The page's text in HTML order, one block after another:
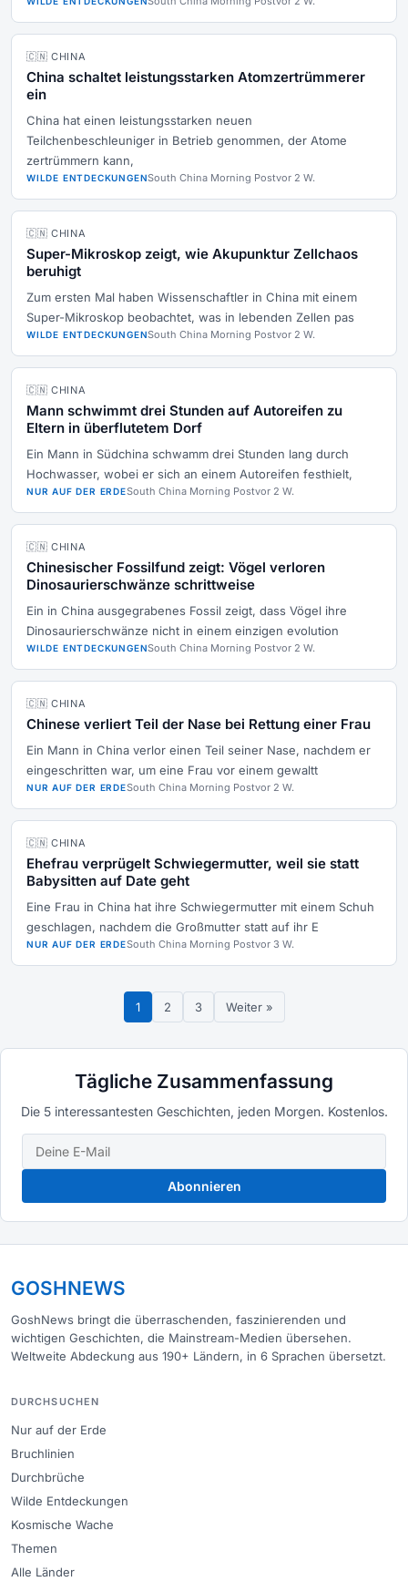
🇨🇳 CHINA
China schaltet leistungsstarken Atomzertrümmerer
ein
China hat einen leistungsstarken neuen
Teilchenbeschleuniger in Betrieb genommen, der Atome
zertrümmern kann,
WILDE ENTDECKUNGENSouth China Morning Postvor 2 W.
🇨🇳 CHINA
Super-Mikroskop zeigt, wie Akupunktur Zellchaos
beruhigt
Zum ersten Mal haben Wissenschaftler in China mit einem
Super-Mikroskop beobachtet, was in lebenden Zellen pas
WILDE ENTDECKUNGENSouth China Morning Postvor 2 W.
🇨🇳 CHINA
Mann schwimmt drei Stunden auf Autoreifen zu
Eltern in überflutetem Dorf
Ein Mann in Südchina schwamm drei Stunden lang durch
Hochwasser, wobei er sich an einem Autoreifen festhielt,
NUR AUF DER ERDESouth China Morning Postvor 2 W.
🇨🇳 CHINA
Chinesischer Fossilfund zeigt: Vögel verloren
Dinosaurierschwänze schrittweise
Ein in China ausgegrabenes Fossil zeigt, dass Vögel ihre
Dinosaurierschwänze nicht in einem einzigen evolution
WILDE ENTDECKUNGENSouth China Morning Postvor 2 W.
🇨🇳 CHINA
Chinese verliert Teil der Nase bei Rettung einer Frau
Ein Mann in China verlor einen Teil seiner Nase, nachdem er
eingeschritten war, um eine Frau vor einem gewaltt
NUR AUF DER ERDESouth China Morning Postvor 2 W.
🇨🇳 CHINA
Ehefrau verprügelt Schwiegermutter, weil sie statt
Babysitten auf Date geht
Eine Frau in China hat ihre Schwiegermutter mit einem Schuh
geschlagen, nachdem die Großmutter statt auf ihr E
NUR AUF DER ERDESouth China Morning Postvor 3 W.
1 2 3 Weiter »
Tägliche Zusammenfassung
Die 5 interessantesten Geschichten, jeden Morgen. Kostenlos.
Abonnieren
GOSHNEWS
GoshNews bringt die überraschenden, faszinierenden und
wichtigen Geschichten, die Mainstream-Medien übersehen.
Weltweite Abdeckung aus 190+ Ländern, in 6 Sprachen übersetzt.
DURCHSUCHEN
Nur auf der Erde
Bruchlinien
Durchbrüche
Wilde Entdeckungen
Kosmische Wache
Themen
Alle Länder